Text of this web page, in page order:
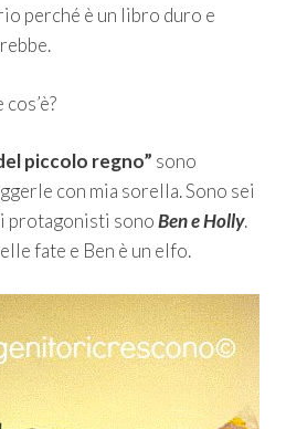
perché è un libro duro e
piccolo regno” sono
con mia sorella. Sono sei
protagonisti sonoBen e Holly.
fate e Ben è un elfo.